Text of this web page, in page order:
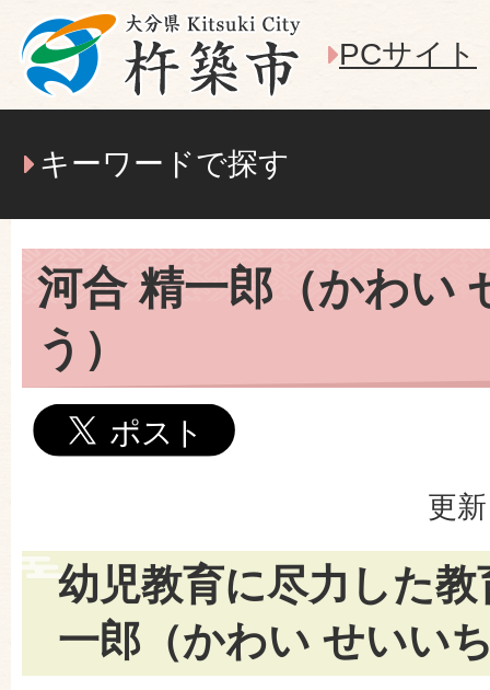
PCサイト
キーワードで探す
河合 精一郎（かわい
う）
更
幼児教育に尽力した
一郎（かわい せいい